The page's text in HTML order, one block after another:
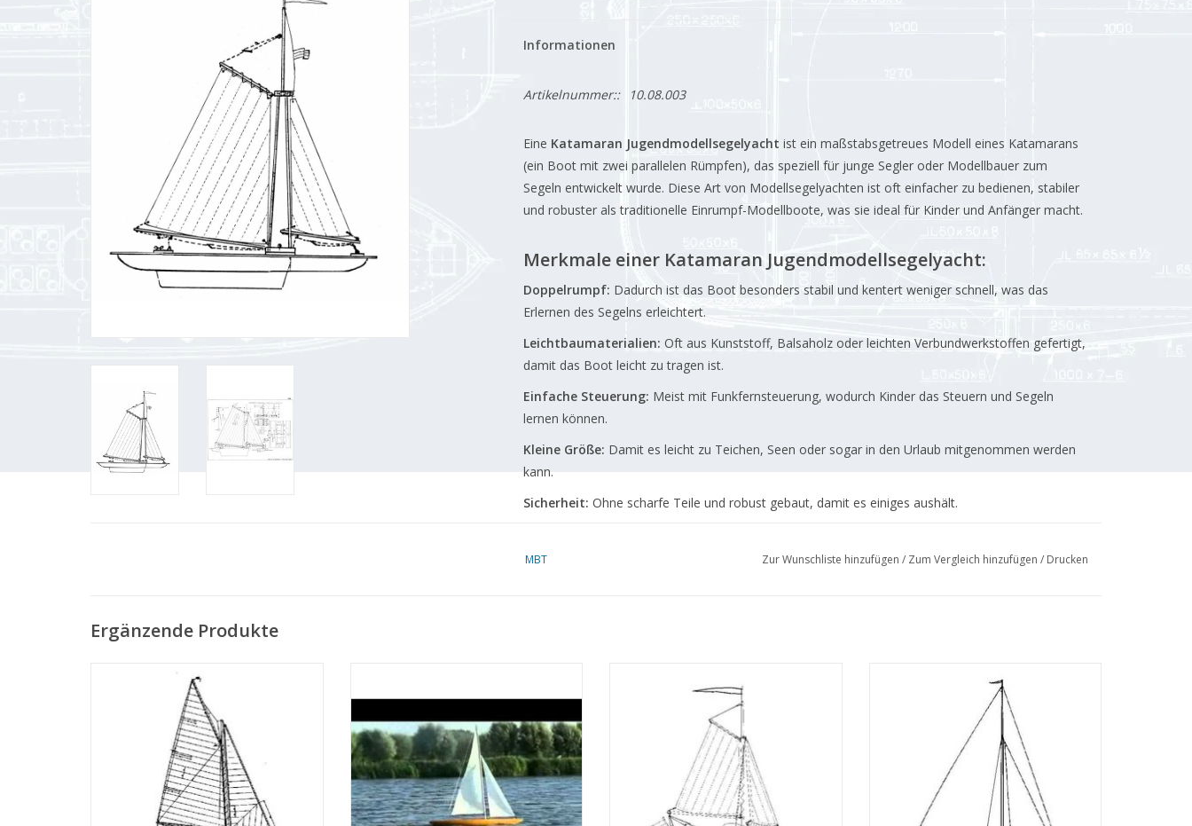
Informationen
Artikelnummer:: 10.08.003
Eine Katamaran Jugendmodellsegelyacht ist ein maßstabsgetreues Modell eines Katamarans
(ein Boot mit zwei parallelen Rümpfen), das speziell für junge Segler oder Modellbauer zum
Segeln entwickelt wurde. Diese Art von Modellsegelyachten ist oft einfacher zu bedienen, stabiler
und robuster als traditionelle Einrumpf-Modellboote, was sie ideal für Kinder und Anfänger macht.
Merkmale einer Katamaran Jugendmodellsegelyacht:
Doppelrumpf: Dadurch ist das Boot besonders stabil und kentert weniger schnell, was das
Erlernen des Segelns erleichtert.
Leichtbaumaterialien: Oft aus Kunststoff, Balsaholz oder leichten Verbundwerkstoffen gefertigt,
damit das Boot leicht zu tragen ist.
Einfache Steuerung: Meist mit Funkfernsteuerung, wodurch Kinder das Steuern und Segeln
lernen können.
Kleine Größe: Damit es leicht zu Teichen, Seen oder sogar in den Urlaub mitgenommen werden
kann.
Sicherheit: Ohne scharfe Teile und robust gebaut, damit es einiges aushält.
Katamaran
Jugendmodellsegelyacht
Qualität
Seitenansicht/Riggplan;
Baudetails
Maßstab
1 : 20
MBT Zur Wunschliste hinzufügen / Zum Vergleich hinzufügen / Drucken
Ergänzende Produkte
MBT Modellsegelyacht - Bauzeichnung
Maßstab 1 : 20 (10.08.001)
ZUM WARENKORB HINZUFÜGEN
ZUM WARENKORB HINZUFÜGEN
Bauzeichnung Maßstab 1 : N/A (10.08.004)
ZUM WARENKORB HINZUFÜGEN
Maßstab 1 : 20 (10.08.005)
ZUM WARENKORB HINZUFÜGEN